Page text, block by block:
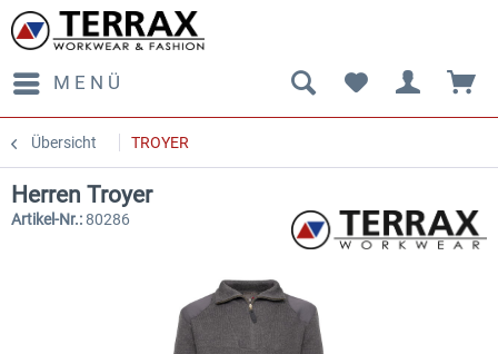
MENÜ
Übersicht TROYER
Herren Troyer
Artikel-Nr.:80286